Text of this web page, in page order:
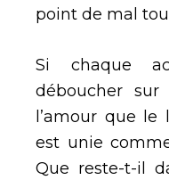
point de mal
Si chaque
déboucher sur
l’amour que le
est unie
Que reste-t-il